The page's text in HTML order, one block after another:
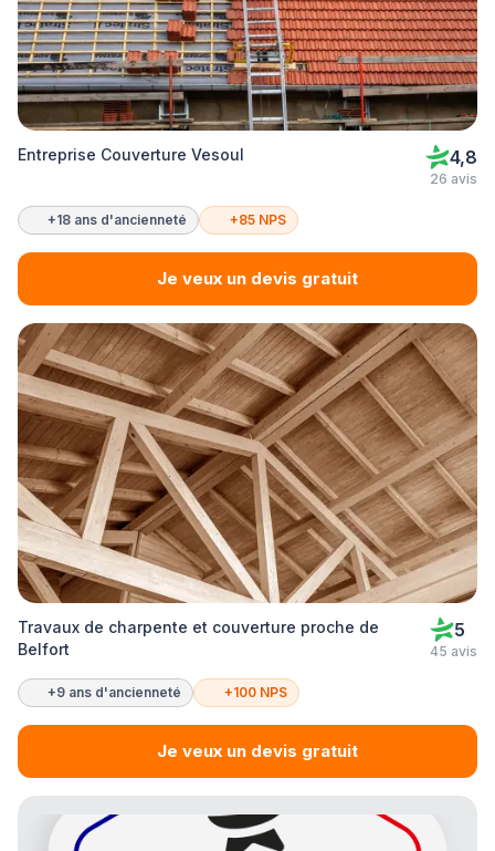
Entreprise Couverture Vesoul 4,8
26 avis
+18 ans d'ancienneté +85 NPS
Je veux un devis gratuit
Travaux de charpente et couverture proche de
Belfort
5
45 avis
+9 ans d'ancienneté +100 NPS
Je veux un devis gratuit